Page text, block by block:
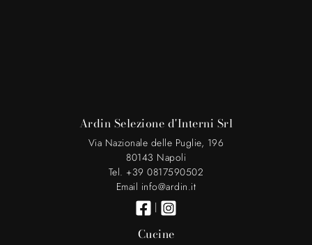
Ardin Selezione d'Interni Srl
Via Nazionale delle Puglie, 196
80143 Napoli
Tel. +39 0817590502
Email info@ardin.it
|
Cucine